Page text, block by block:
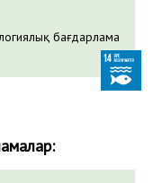
бағдарлама